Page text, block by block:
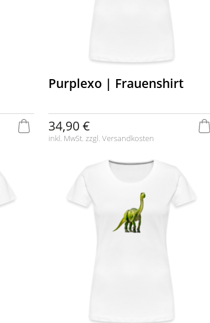
Purplexo | Frauenshirt
34,90 €
inkl. MwSt. zzgl. Versandkosten